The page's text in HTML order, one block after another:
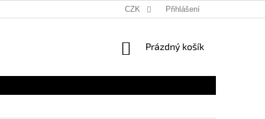
CZK Přihlášení
NÁKUPNÍ
Prázdný košík